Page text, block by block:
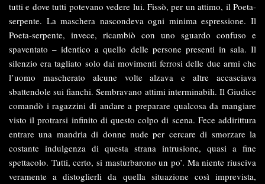
tutti e dove tutti potevano vedere lui. Fissò, per un attimo, il Poeta-
serpente. La maschera nascondeva ogni minima espressione. Il
Poeta-serpente, invece, ricambiò con uno sguardo confuso e
spaventato – identico a quello delle persone presenti in sala. Il
silenzio era tagliato solo dai movimenti ferrosi delle due armi che
l’uomo mascherato alcune volte alzava e altre accasciava
sbattendole sui fianchi. Sembravano attimi interminabili. Il Giudice
comandò i ragazzini di andare a preparare qualcosa da mangiare
visto il protrarsi infinito di questo colpo di scena. Fece addirittura
entrare una mandria di donne nude per cercare di smorzare la
costante indulgenza di questa strana intrusione, quasi a fine
spettacolo. Tutti, certo, si masturbarono un po’. Ma niente riusciva
veramente a distoglierli da quella situazione così imprevista,